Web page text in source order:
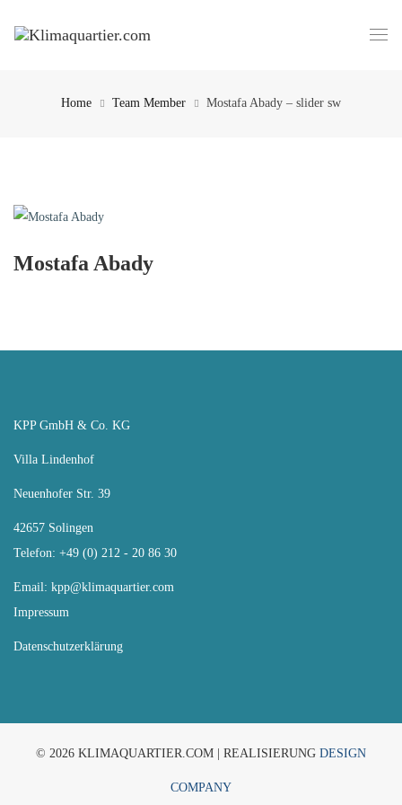
Home Team Member Mostafa Abady – slider sw
Mostafa Abady
KPP GmbH & Co. KG
Villa Lindenhof
Neuenhofer Str. 39
42657 Solingen
Telefon: +49 (0) 212 - 20 86 30
Email: kpp@klimaquartier.com
Impressum
Datenschutzerklärung
© 2026 KLIMAQUARTIER.COM | REALISIERUNG DESIGN
COMPANY